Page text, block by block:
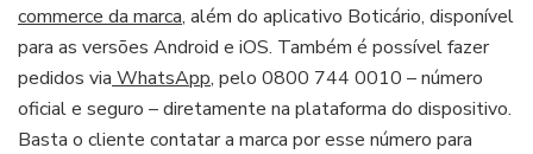
commerce da marca, além do aplicativo Boticário, disponível
para as versões Android e iOS. Também é possível fazer
pedidos via WhatsApp, pelo 0800 744 0010 – número
oficial e seguro – diretamente na plataforma do dispositivo.
Basta o cliente contatar a marca por esse número para